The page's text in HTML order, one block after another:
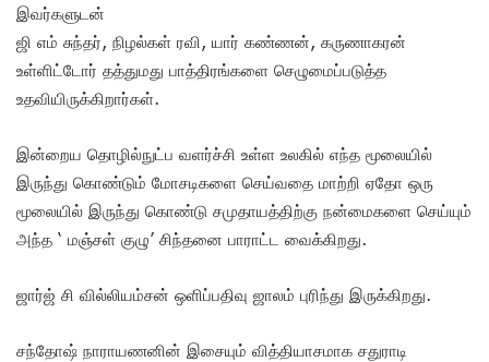
இவர்களுடன்
ஜி எம் சுந்தர், நிழல்கள் ரவி, யார் கண்ணன், கருணாகரன்
உள்ளிட்டோர் தத்துமது பாத்திரங்களை செழுமைப்படுத்த
உதவியிருக்கிறார்கள்.
இன்றைய தொழில்நுட்ப வளர்ச்சி உள்ள உலகில் எந்த மூலையில்
இருந்து கொண்டும் மோசடிகளை செய்வதை மாற்றி ஏதோ ஒரு
மூலையில் இருந்து கொண்டு சமுதாயத்திற்கு நன்மைகளை செய்யும்
அந்த ‘ மஞ்சள் குழு’ சிந்தனை பாராட்ட வைக்கிறது.
ஜார்ஜ் சி வில்லியம்சன் ஒளிப்பதிவு ஜாலம் புரிந்து இருக்கிறது.
சந்தோஷ் நாராயணனின் இசையும் வித்தியாசமாக சதுராடி